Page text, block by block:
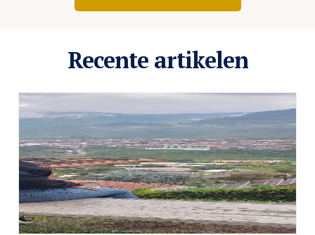
Recente artikelen